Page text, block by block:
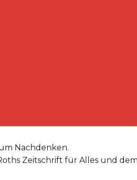
Nachdenken.
Zeitschrift für Alles und